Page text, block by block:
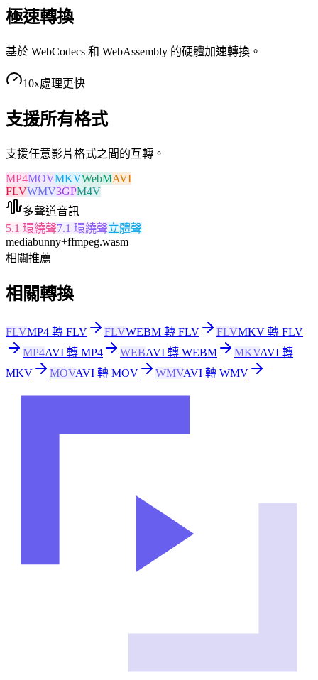
極速轉換
基於 WebCodecs 和 WebAssembly 的硬體加速轉換。
10x處理更快
支援所有格式
支援任意影片格式之間的互轉。
MP4MOVMKVWebMAVI
FLVWMV3GPM4V
多聲道音訊
5.1 環繞聲7.1 環繞聲立體聲
mediabunny+ffmpeg.wasm
相關推薦
相關轉換
FLVMP4 轉 FLV FLVWEBM 轉 FLV FLVMKV 轉 FLV
MP4AVI 轉 MP4 WEBAVI 轉 WEBM MKVAVI 轉
MKV
MOVAVI 轉 MOV WMVAVI 轉 WMV